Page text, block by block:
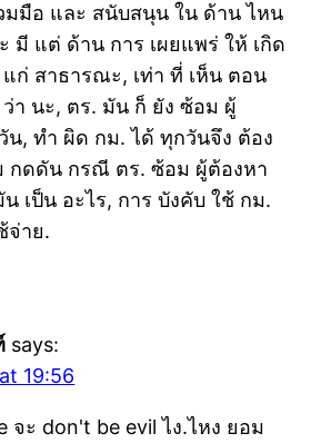
มมือ และ สนับสนุน ใน ด้าน ไหน
มี แต่ ด้าน การ เผยแพร่ ให้ เกิด
ก่ สาธารณะ, เท่า ที่ เห็น ตอน
า นะ, ตร. มัน ก็ ยัง ซ้อม ผู้
น, ทำ ผิด กม. ได้ ทุกวันจึง ต้อง
กดดัน กรณี ตร. ซ้อม ผู้ต้องหา
เป็น อะไร, การ บังคับ ใช้ กม.
จ่าย.
says:
19:56
จะ don't be evil ไง.ไหง ยอม